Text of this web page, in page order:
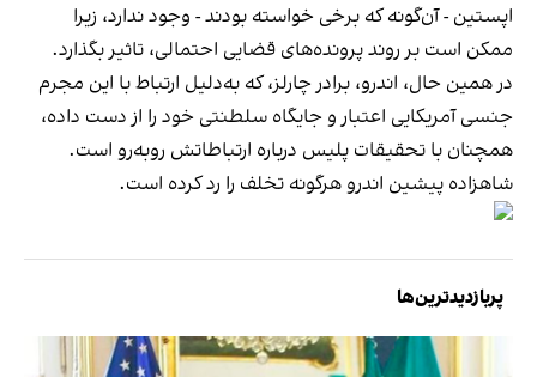
اپستین - آن‌گونه که برخی خواسته بودند - وجود ندارد، زیرا
ممکن است بر روند پرونده‌های قضایی احتمالی، تاثیر بگذارد.
در همین حال، اندرو، برادر چارلز، که به‌دلیل ارتباط با این مجرم
جنسی آمریکایی اعتبار و جایگاه سلطنتی خود را از دست داده،
همچنان با تحقیقات پلیس درباره ارتباطاتش روبه‌رو است.
شاهزاده پیشین اندرو هرگونه تخلف را رد کرده است.
پربازدیدترین‌ها